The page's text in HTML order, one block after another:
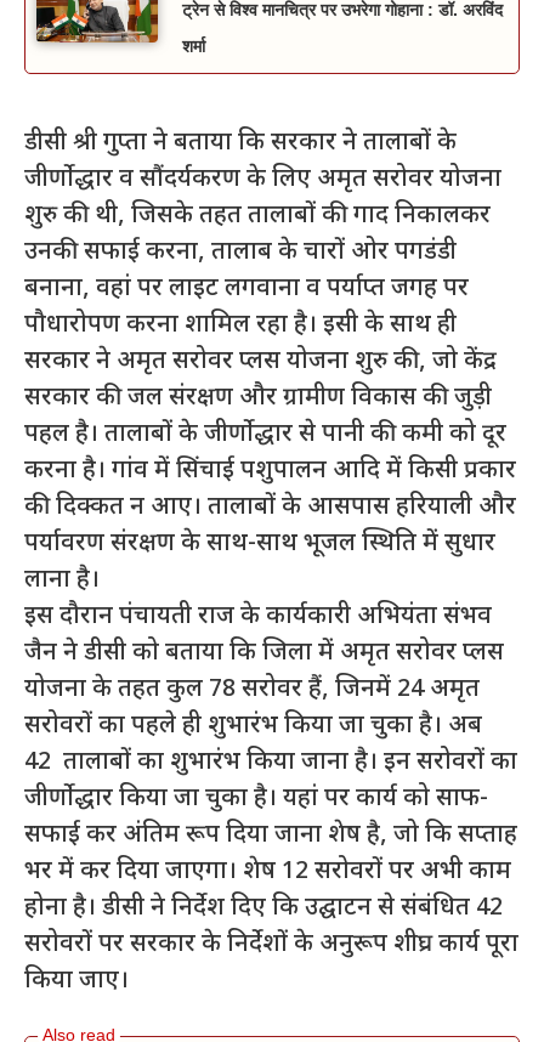
ट्रेन से विश्व मानचित्र पर उभरेगा गोहाना : डॉ. अरविंद
शर्मा
डीसी श्री गुप्ता ने बताया कि सरकार ने तालाबों के
जीर्णोद्धार व सौंदर्यकरण के लिए अमृत सरोवर योजना
शुरु की थी, जिसके तहत तालाबों की गाद निकालकर
उनकी सफाई करना, तालाब के चारों ओर पगडंडी
बनाना, वहां पर लाइट लगवाना व पर्याप्त जगह पर
पौधारोपण करना शामिल रहा है। इसी के साथ ही
सरकार ने अमृत सरोवर प्लस योजना शुरु की, जो केंद्र
सरकार की जल संरक्षण और ग्रामीण विकास की जुड़ी
पहल है। तालाबों के जीर्णोद्धार से पानी की कमी को दूर
करना है। गांव में सिंचाई पशुपालन आदि में किसी प्रकार
की दिक्कत न आए। तालाबों के आसपास हरियाली और
पर्यावरण संरक्षण के साथ-साथ भूजल स्थिति में सुधार
लाना है।
इस दौरान पंचायती राज के कार्यकारी अभियंता संभव
जैन ने डीसी को बताया कि जिला में अमृत सरोवर प्लस
योजना के तहत कुल 78 सरोवर हैं, जिनमें 24 अमृत
सरोवरों का पहले ही शुभारंभ किया जा चुका है। अब
42 तालाबों का शुभारंभ किया जाना है। इन सरोवरों का
जीर्णोद्धार किया जा चुका है। यहां पर कार्य को साफ-
सफाई कर अंतिम रूप दिया जाना शेष है, जो कि सप्ताह
भर में कर दिया जाएगा। शेष 12 सरोवरों पर अभी काम
होना है। डीसी ने निर्देश दिए कि उद्घाटन से संबंधित 42
सरोवरों पर सरकार के निर्देशों के अनुरूप शीघ्र कार्य पूरा
किया जाए।